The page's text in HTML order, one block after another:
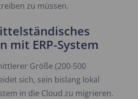
zu müssen.
mit ERP-System
Größe (200-500
sich, sein bislang lokal
in die Cloud zu migrieren.